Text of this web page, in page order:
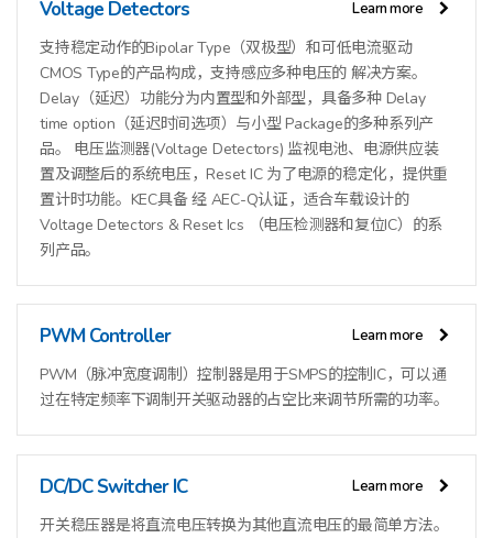
Voltage Detectors Learn more
支持稳定动作的Bipolar Type（双极型）和可低电流驱动
CMOS Type的产品构成，支持感应多种电压的 解决方案。
Delay（延迟）功能分为内置型和外部型，具备多种 Delay
time option（延迟时间选项）与小型 Package的多种系列产
品。 电压监测器(Voltage Detectors) 监视电池、电源供应装
置及调整后的系统电压，Reset IC 为了电源的稳定化，提供重
置计时功能。KEC具备 经 AEC-Q认证，适合车载设计的
Voltage Detectors & Reset Ics （电压检测器和复位IC）的系
列产品。
PWM Controller Learn more
PWM（脉冲宽度调制）控制器是用于SMPS的控制IC，可以通
过在特定频率下调制开关驱动器的占空比来调节所需的功率。
DC/DC Switcher IC Learn more
开关稳压器是将直流电压转换为其他直流电压的最简单方法。